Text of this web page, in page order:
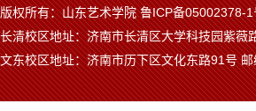
版权所有：山东艺术学院 鲁ICP备05002378-1
长清校区地址：济南市长清区大学科技园紫薇
文东校区地址：济南市历下区文化东路91号